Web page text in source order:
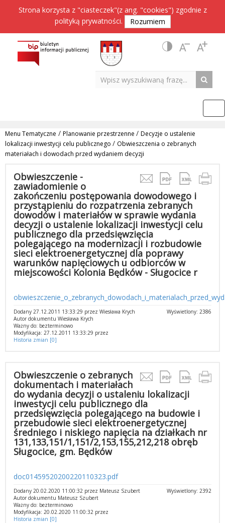
Strona korzysta z "ciasteczek"(z ang. "cookies") zgodnie z
polityką prywatności. Rozumiem
Menu Tematyczne / Planowanie przestrzenne / Decyzje o ustalenie
lokalizacji inwestycji celu publicznego / Obwieszczenia o zebranych
materiałach i dowodach przed wydaniem decyzji
Obwieszczenie -
zawiadomienie o
zakończeniu postępowania dowodowego i
przystąpieniu do rozpatrzenia zebranych
dowodów i materiałów w sprawie wydania
decyzji o ustalenie lokalizacji inwestycji celu
publicznego dla przedsięwzięcia
polegającego na modernizacji i rozbudowie
sieci elektroenergetycznej dla poprawy
warunków napięciowych u odbiorców w
miejscowości Kolonia Będków - Sługocice r
Wyświetlony: 2386
Dodany 27.12.2011 13:33:29 przez Wiesława Krych
Autor dokumentu Wiesława Krych
Ważny do: bezterminowo
Modyfikacja: 27.12.2011 13:33:29 przez
Historia zmian [0]
Obwieszczenie o zebranych
dokumentach i materiałach
do wydania decyzji o ustaleniu lokalizacji
inwestycji celu publicznego dla
przedsięwzięcia polegającego na budowie i
przebudowie sieci elektroenergetycznej
średniego i niskiego napięcia na działkach nr
131,133,151/1,151/2,153,155,212,218 obręb
Sługocice, gm. Będków
doc01459520200220110323.pdf
Wyświetlony: 2392
Dodany 20.02.2020 11:00:32 przez Mateusz Szubert
Autor dokumentu Mateusz Szubert
Ważny do: bezterminowo
Modyfikacja: 20.02.2020 11:00:32 przez
Historia zmian [0]